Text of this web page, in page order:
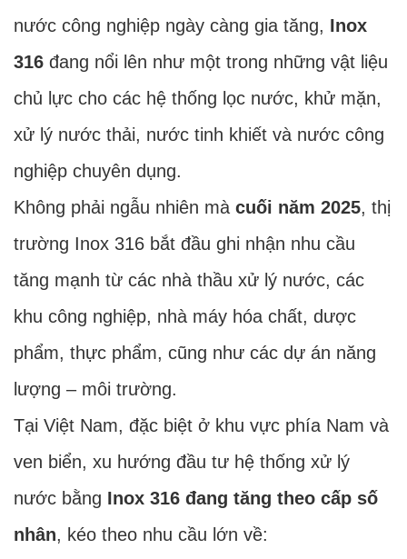
nước công nghiệp ngày càng gia tăng, Inox
316 đang nổi lên như một trong những vật liệu
chủ lực cho các hệ thống lọc nước, khử mặn,
xử lý nước thải, nước tinh khiết và nước công
nghiệp chuyên dụng.
Không phải ngẫu nhiên mà cuối năm 2025, thị
trường Inox 316 bắt đầu ghi nhận nhu cầu
tăng mạnh từ các nhà thầu xử lý nước, các
khu công nghiệp, nhà máy hóa chất, dược
phẩm, thực phẩm, cũng như các dự án năng
lượng – môi trường.
Tại Việt Nam, đặc biệt ở khu vực phía Nam và
ven biển, xu hướng đầu tư hệ thống xử lý
nước bằng Inox 316 đang tăng theo cấp số
nhân, kéo theo nhu cầu lớn về: